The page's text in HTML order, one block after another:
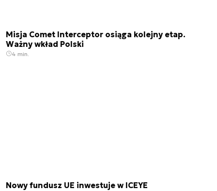
Misja Comet Interceptor osiąga kolejny etap.
Ważny wkład Polski
4 min.
Nowy fundusz UE inwestuje w ICEYE